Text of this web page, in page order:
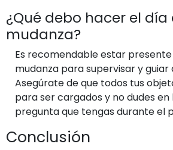
¿Qué debo hacer el día
mudanza?
Es recomendable estar
mudanza para supervisar y guiar
Asegúrate de que todos tus
para ser cargados y no dudes
pregunta que tengas durante el
Conclusión